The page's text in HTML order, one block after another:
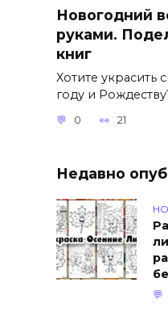
Новогодний
руками.
книг
Хотите украсить
году и
0 21
Недавно